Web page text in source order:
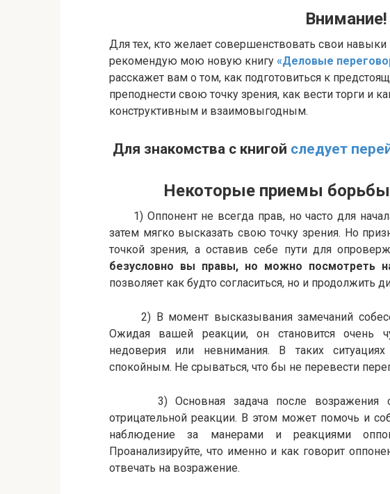
Внимание!
Для тех, кто желает совершенствовать свои
рекомендую мою новую книгу «Деловые
расскажет вам о том, как подготовиться к
преподнести свою точку зрения, как вести торги и
конструктивным и взаимовыгодным.
Для знакомства с книгой следует
Некоторые приемы борьбы
1) Оппонент не всегда прав, но часто для
затем мягко высказать свою точку зрения. Но
точкой зрения, а оставив себе пути для
безусловно вы правы, но можно посмотреть
позволяет как будто согласиться, но и продолжить
2) В момент высказывания замечаний
Ожидая вашей реакции, он становится очень
недоверия или невнимания. В таких
спокойным. Не срываться, что бы не перевести
3) Основная задача после возражения
отрицательной реакции. В этом может помочь и
наблюдение за манерами и реакциями
Проанализируйте, что именно и как говорит
отвечать на возражение.